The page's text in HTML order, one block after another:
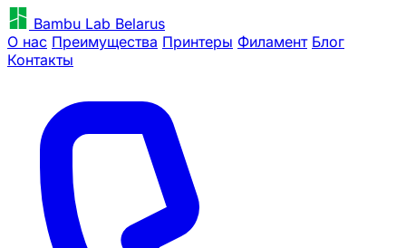
Bambu Lab Belarus
О нас Преимущества Принтеры Филамент Блог
Контакты